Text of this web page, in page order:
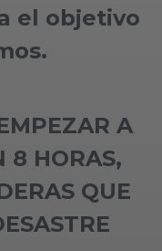
el objetivo
A
8 HORAS,
QUE